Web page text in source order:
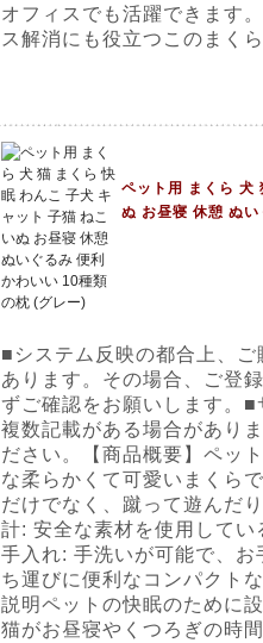
オフィスでも活躍できます
ス解消にも役立つこのまく
ペット用 まくら 犬
ぬ お昼寝 休憩 ぬ
■システム反映の都合上、
あります。その場合、ご登
ずご確認をお願いします。
複数記載がある場合があり
ださい。【商品概要】ペッ
な柔らかくて可愛いまくら
だけでなく、蹴って遊んだ
計: 安全な素材を使用して
手入れ: 手洗いが可能で、
ち運びに便利なコンパクト
説明ペットの快眠のために
猫がお昼寝やくつろぎの時